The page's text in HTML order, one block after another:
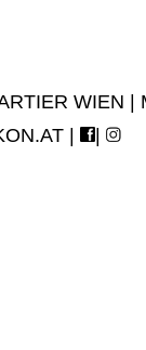
WIEN
| |